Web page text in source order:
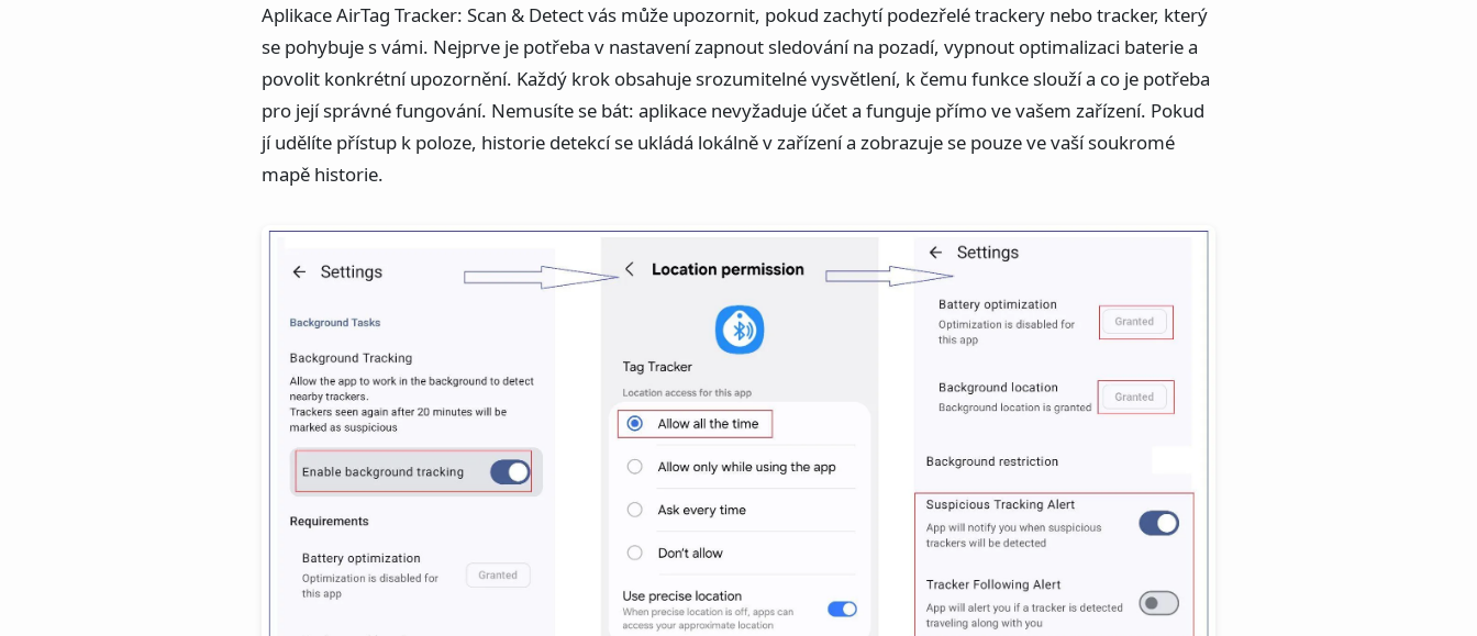
Aplikace AirTag Tracker: Scan & Detect vás může upozornit, pokud zachytí podezřelé trackery nebo tracker, který
se pohybuje s vámi. Nejprve je potřeba v nastavení zapnout sledování na pozadí, vypnout optimalizaci baterie a
povolit konkrétní upozornění. Každý krok obsahuje srozumitelné vysvětlení, k čemu funkce slouží a co je potřeba
pro její správné fungování. Nemusíte se bát: aplikace nevyžaduje účet a funguje přímo ve vašem zařízení. Pokud
jí udělíte přístup k poloze, historie detekcí se ukládá lokálně v zařízení a zobrazuje se pouze ve vaší soukromé
mapě historie.